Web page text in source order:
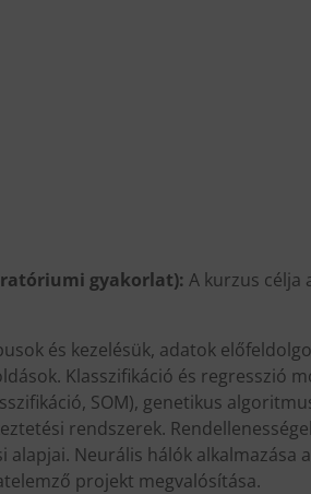
gyakorlat): A kurzus célja
és kezelésük, adatok
Klasszifikáció és regresszió
SOM), genetikus
rendszerek.
Neurális hálók alkalmazása
projekt megvalósítása.